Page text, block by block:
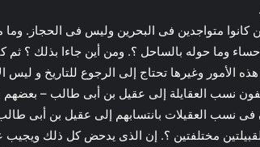
كانوا متواجدين فى البحرين وليس فى الحجاز.
وما حوله بالساحل ؟. ومن أين جاءا بذلك ؟ ثم
الأمور وغيرها تحتاج إلى الرجوع للتاريخ و ليس
نسب العقايلة إلى عقيل بن أبى طالب –
فى نسب العقيلات بانتسابهم إلى عقيل بن أبى
مختلفتين ؟. إن الذى يدحض كل ذلك ويجيب